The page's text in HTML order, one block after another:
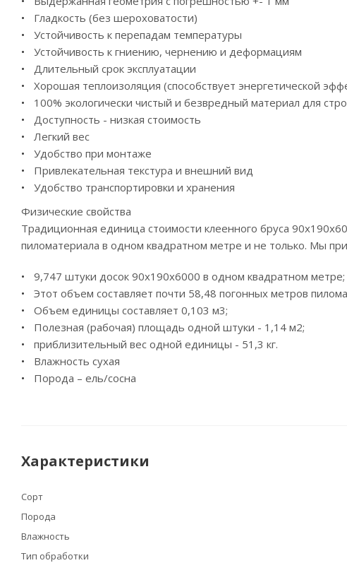
Гладкость (без шероховатости)
Устойчивость к перепадам температуры
Устойчивость к гниению, чернению и деформациям
Длительный срок эксплуатации
Хорошая теплоизоляция (способствует энергетической
100% экологически чистый и безвредный материал для
Доступность - низкая стоимость
Легкий вес
Удобство при монтаже
Привлекательная текстура и внешний вид
Удобство транспортировки и хранения
Физические свойства
Традиционная единица стоимости клеенного бруса
пиломатериала в одном квадратном метре и не только. Мы
9,747 штуки досок 90х190x6000 в одном квадратном метре;
Этот объем составляет почти 58,48 погонных метров
Объем единицы составляет 0,103 м3;
Полезная (рабочая) площадь одной штуки - 1,14 м2;
приблизительный вес одной единицы - 51,3 кг.
Влажность сухая
Порода – ель/сосна
Характеристики
Сорт
Порода
Влажность
Тип обработки